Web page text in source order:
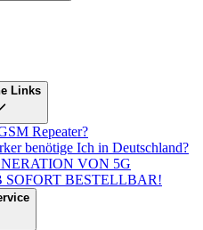
Links
Repeater?
benötige Ich in Deutschland?
VON 5G
SOFORT BESTELLBAR!